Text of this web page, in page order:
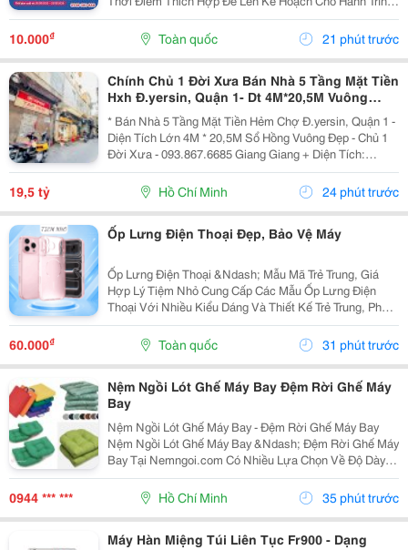
Cuối Năm Và Đầu Năm 2027. China Airlines Ưu Đãi Đến
15% Giá Vé Từ Đà Nẵng Cho Nhiều Điểm Đến Quốc
10.000₫ Toàn quốc 21 phút trước
Chính Chủ 1 Đời Xưa Bán Nhà 5 Tầng Mặt Tiền
Hxh Đ.yersin, Quận 1- Dt 4M*20,5M Vuông
Đẹp- Giá Tốt Chỉ 19,5T- Nh Định Giá 19T- Khai
Thác Dòng
* Bán Nhà 5 Tầng Mặt Tiền Hẻm Chợ Đ.yersin, Quận 1 -
Diện Tích Lớn 4M * 20,5M Sổ Hồng Vuông Đẹp - Chủ 1
Đời Xưa - 093.867.6685 Giang Giang + Diện Tích:
80M2. + Kết Cấu: 5 Tầng Btct - 6Pn - 6 Wc. + Ngay Chợ
Bến Thành &Amp; Chợ Dân Sinh - Khu Vực...
19,5 tỷ Hồ Chí Minh 24 phút trước
Ốp Lưng Điện Thoại Đẹp, Bảo Vệ Máy
Ốp Lưng Điện Thoại &Ndash; Mẫu Mã Trẻ Trung, Giá
Hợp Lý Tiệm Nhỏ Cung Cấp Các Mẫu Ốp Lưng Điện
Thoại Với Nhiều Kiểu Dáng Và Thiết Kế Trẻ Trung, Phù
Hợp Với Học Sinh, Sinh Viên Và Người Dùng Yêu Thích
Phụ Kiện Điện Thoại. Ốp Được Thiết Kế Vừa Vặn...
60.000₫ Toàn quốc 31 phút trước
Nệm Ngồi Lót Ghế Máy Bay Đệm Rời Ghế Máy
Bay
Nệm Ngồi Lót Ghế Máy Bay - Đệm Rời Ghế Máy Bay
Nệm Ngồi Lót Ghế Máy Bay &Ndash; Đệm Rời Ghế Máy
Bay Tại Nemngoi.com Có Nhiều Lựa Chọn Về Độ Dày,
Ruột Nệm, Chất Liệu Vỏ Và Kích Thước Để Đáp Ứng
Nhu Cầu Người Mua. Sản Phẩm Đang Có Khuyến Mãi,
Ưu Đãi...
0944 *** *** Hồ Chí Minh 35 phút trước
Máy Hàn Miệng Túi Liên Tục Fr900 - Dạng